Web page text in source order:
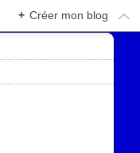
+ Créer mon blog